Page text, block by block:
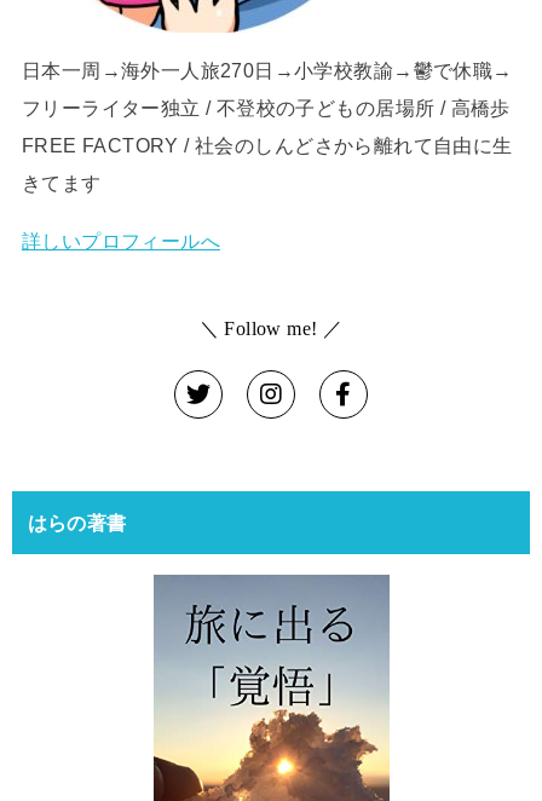
日本一周→海外一人旅270日→小学校教諭→鬱で休職→
フリーライター独立 / 不登校の子どもの居場所 / 高橋歩
FREE FACTORY / 社会のしんどさから離れて自由に生
きてます
詳しいプロフィールへ
＼ Follow me! ／
はらの著書